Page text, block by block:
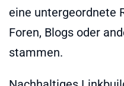
eine untergeordnete
Foren, Blogs oder
stammen.